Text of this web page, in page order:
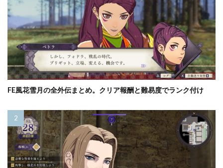
FE風花雪月の全外伝まとめ。クリア報酬と難易度でランク付け